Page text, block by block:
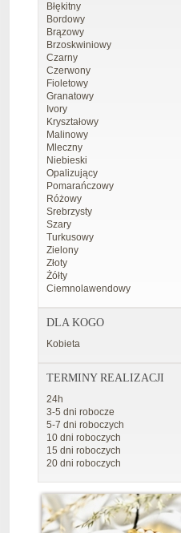
Błękitny
Bordowy
Brązowy
Brzoskwiniowy
Czarny
Czerwony
Fioletowy
Granatowy
Ivory
Kryształowy
Malinowy
Mleczny
Niebieski
Opalizujący
Pomarańczowy
Różowy
Srebrzysty
Szary
Turkusowy
Zielony
Złoty
Żółty
Ciemnolawendowy
DLA KOGO
Kobieta
TERMINY REALIZACJI
24h
3-5 dni robocze
5-7 dni roboczych
10 dni roboczych
15 dni roboczych
20 dni roboczych